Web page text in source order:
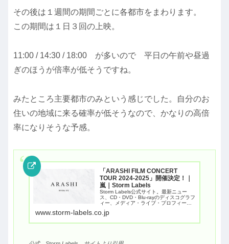
その後は１週間の期間ごとに各都市をまわります。
この期間は１日３回の上映。
11:00 / 14:30 / 18:00 が多いので 平日の午前や昼過
ぎのほうが倍率が低そうですね。
みたところ主要都市のみという感じでした。自分のお
住いの地域に来る確率が低そうなので、かなりの高倍
率になりそうな予感。
「ARASHI FILM CONCERT
TOUR 2024-2025」開催決定！｜
嵐｜Storm Labels
Storm Labels公式サイト。最新ニュー
ス、CD・DVD・Blu-rayのディスコグラフ
ィー、メディア・ライブ・プロフィール
など各情報を掲載。
www.storm-labels.co.jp